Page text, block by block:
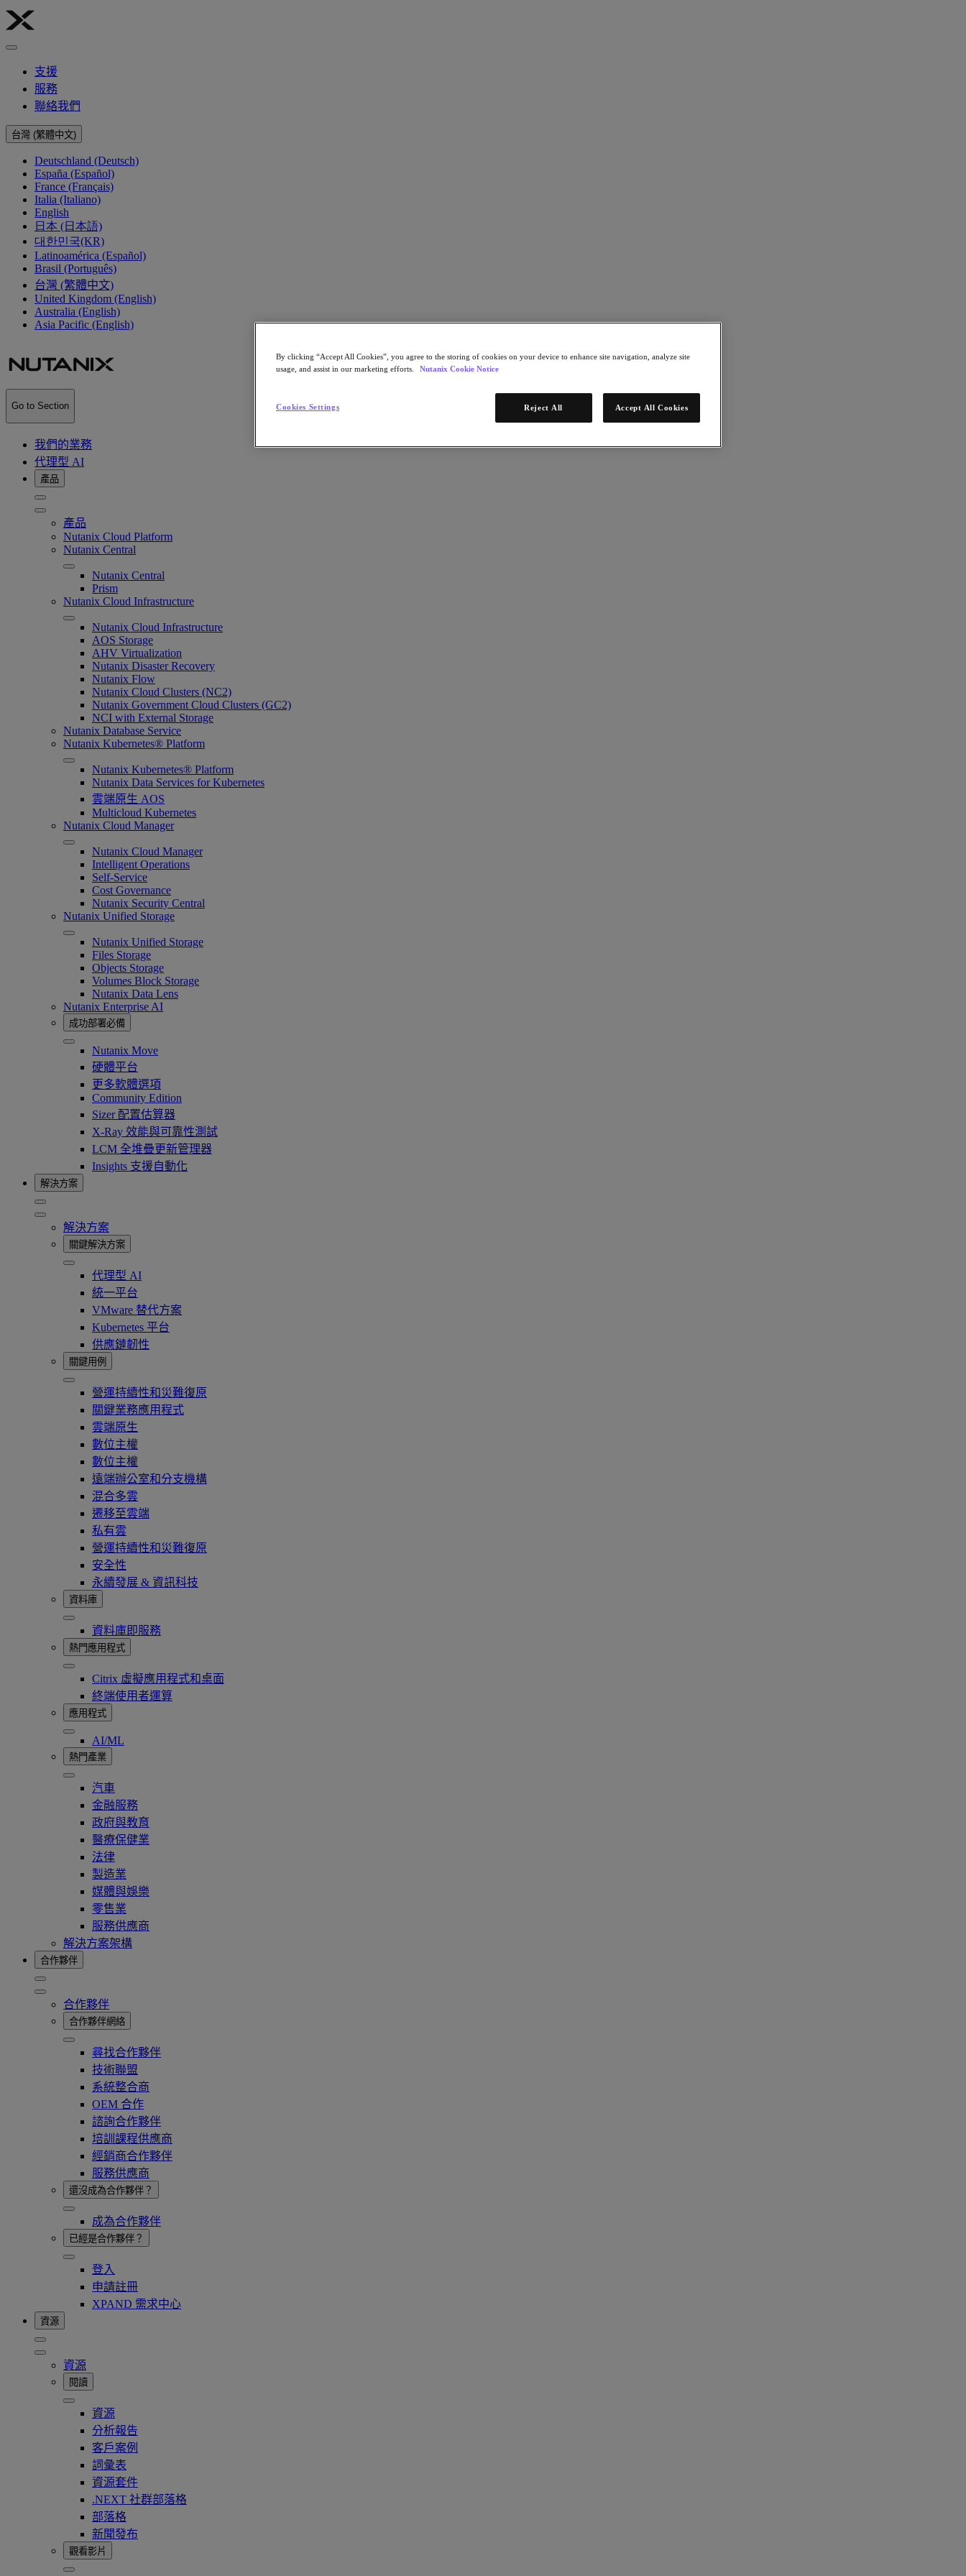
支援
服務
聯絡我們
台灣 (繁體中文)
Deutschland (Deutsch)
España (Español)
France (Français)
Italia (Italiano)
English
日本 (日本語)
대한민국(KR)
Latinoamérica (Español)
Brasil (Português)
台灣 (繁體中文)
United Kingdom (English)
Australia (English)
Asia Pacific (English)
Go to Section
我們的業務
代理型 AI
產品
產品
Nutanix Cloud Platform
Nutanix Central
Nutanix Central
Prism
Nutanix Cloud Infrastructure
Nutanix Cloud Infrastructure
AOS Storage
AHV Virtualization
Nutanix Disaster Recovery
Nutanix Flow
Nutanix Cloud Clusters (NC2)
Nutanix Government Cloud Clusters (GC2)
NCI with External Storage
Nutanix Database Service
Nutanix Kubernetes® Platform
Nutanix Kubernetes® Platform
Nutanix Data Services for Kubernetes
雲端原生 AOS
Multicloud Kubernetes
Nutanix Cloud Manager
Nutanix Cloud Manager
Intelligent Operations
Self-Service
Cost Governance
Nutanix Security Central
Nutanix Unified Storage
Nutanix Unified Storage
Files Storage
Objects Storage
Volumes Block Storage
Nutanix Data Lens
Nutanix Enterprise AI
成功部署必備
Nutanix Move
硬體平台
更多軟體選項
Community Edition
Sizer 配置估算器
X-Ray 效能與可靠性測試
LCM 全堆疊更新管理器
Insights 支援自動化
解決方案
解決方案
關鍵解決方案
代理型 AI
統一平台
VMware 替代方案
Kubernetes 平台
供應鏈韌性
關鍵用例
營運持續性和災難復原
關鍵業務應用程式
雲端原生
數位主權
數位主權
遠端辦公室和分支機構
混合多雲
遷移至雲端
私有雲
營運持續性和災難復原
安全性
永續發展 & 資訊科技
資料庫
資料庫即服務
熱門應用程式
Citrix 虛擬應用程式和桌面
終端使用者運算
應用程式
AI/ML
熱門產業
汽車
金融服務
政府與教育
醫療保健業
法律
製造業
媒體與娛樂
零售業
服務供應商
解決方案架構
合作夥伴
合作夥伴
合作夥伴網絡
尋找合作夥伴
技術聯盟
系統整合商
OEM 合作
諮詢合作夥伴
培訓課程供應商
經銷商合作夥伴
服務供應商
還沒成為合作夥伴？
成為合作夥伴
已經是合作夥伴？
登入
申請註冊
XPAND 需求中心
資源
資源
閱讀
資源
分析報告
客戶案例
詞彙表
資源套件
.NEXT 社群部落格
部落格
新聞發布
觀看影片
By clicking “Accept All Cookies”, you agree to the storing of cookies on your device to enhance site navigation, analyze site
usage, and assist in our marketing efforts.
Nutanix Cookie Notice
Cookies Settings Reject All Accept All Cookies